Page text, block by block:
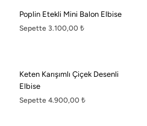
Poplin Etekli Mini Balon Elbise
Sepette 3.100,00 ₺
Keten Karışımlı Çiçek Desenli
Elbise
Sepette 4.900,00 ₺
| Tüm Hakları Saklıdır.